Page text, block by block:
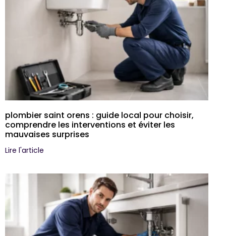
plombier saint orens : guide local pour choisir,
comprendre les interventions et éviter les
mauvaises surprises
Lire l'article